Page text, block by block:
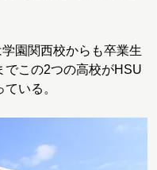
園関西校からも卒業生
でこの2つの高校がHSU
いる。